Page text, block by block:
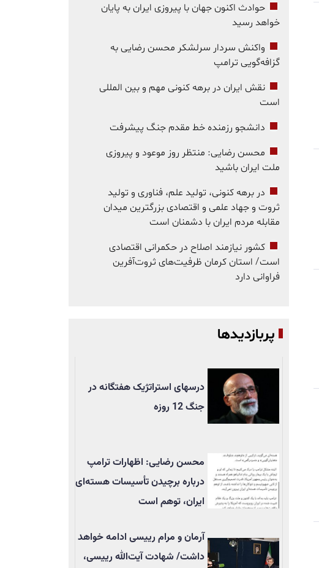
حوادث اکنون جهان با پیروزی ایران به پایان
خواهد رسید
واکنش سردار سرلشکر محسن رضایی به
گزافه‌گویی ترامپ
نقش ایران در برهه کنونی مهم و بین المللی
است
دانشجو رزمنده خط مقدم جنگ پیشرفت
محسن رضایی: منتظر روز موعود و پیروزی
ملت ایران باشید
در برهه کنونی، تولید علم، فناوری و تولید
ثروت و جهاد علمی و اقتصادی بزرگترین میدان
مقابله مردم ایران با دشمنان است
کشور نیازمند اصلاح در حکمرانی اقتصادی
است/ استان کرمان ظرفیت‌های ثروت‌آفرین
فراوانی دارد
پربازدیدها
درسهای استراتژیک هفتگانه در
جنگ 12 روزه
محسن رضایی: اظهارات ترامپ
درباره برچیدن تأسيسات هسته‌ای
ایران، توهم است
آرمان و مرام رییسی ادامه خواهد
داشت/ شهادت آیت‌الله رییسی،